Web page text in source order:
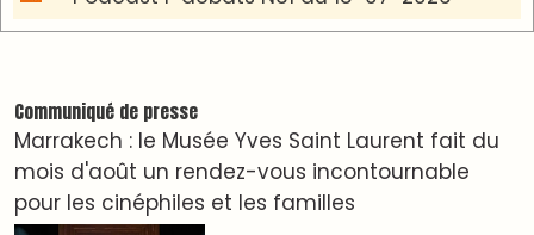
Clip : 🎵Allez, allez ! Ramenez-nous cette
🎵Bulldozer Blues
Clip : 🎵 LE BLUES DE L'IA
🎵 Ormuzera bien, qui ormuzera le dernier